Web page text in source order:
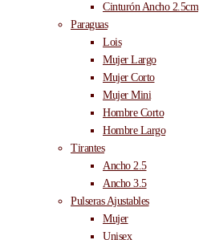
Cinturón Ancho 2.5cm
Paraguas
Lois
Mujer Largo
Mujer Corto
Mujer Mini
Hombre Corto
Hombre Largo
Tirantes
Ancho 2.5
Ancho 3.5
Pulseras Ajustables
Mujer
Unisex